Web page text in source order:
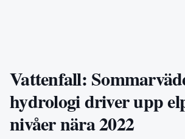
Vattenfall:
hydrologi driver upp
nivåer nära 2022